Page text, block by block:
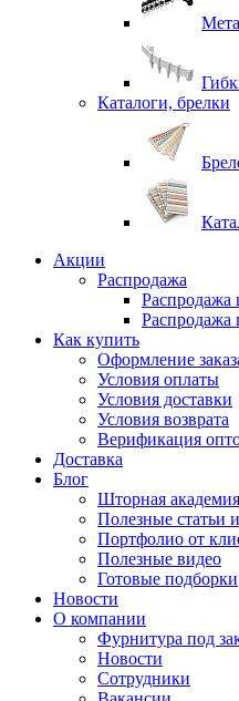
Каталоги, брелки
Акции
Распродажа
Как купить
Оформление
Условия оплаты
Условия доставки
Условия возврата
Верификация
Доставка
Блог
Шторная
Полезные статьи
Портфолио от
Полезные видео
Готовые подборки
Новости
О компании
Фурнитура под
Новости
Сотрудники